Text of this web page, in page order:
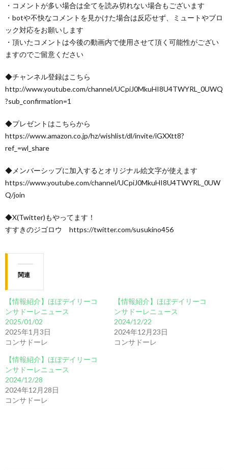
・コメントが多い場合は全てを読み切れない場合もございます
・botや不快なコメントを見かけた場合は反応せず、ミュートやブロ
ック対応をお願いします
・頂いたコメントは今後の動画内で使用させて頂く可能性がござい
ますのでご留意ください
◆チャンネル登録はこちら
http://www.youtube.com/channel/UCpiJ0MkuHI8U4TWYRL_0UWQ
?sub_confirmation=1
◆プレゼントはこちらから
https://www.amazon.co.jp/hz/wishlist/dl/invite/iGXXtt8?
ref_=wl_share
◆メンバーシップに加入するとオリジナル絵文字が使えます
https://www.youtube.com/channel/UCpiJ0MkuHI8U4TWYRL_0UW
Q/join
◆X(Twitter)もやってます！
すすきのジゴロウ https://twitter.com/susukino456
関連
【情報紹介】ほぼデイリーコ
ンサドーレニュース
2025/01/02
2025年1月3日
コンサドーレ
【情報紹介】ほぼデイリーコ
ンサドーレニュース
2024/12/22
2024年12月23日
コンサドーレ
【情報紹介】ほぼデイリーコ
ンサドーレニュース
2024/12/28
2024年12月28日
コンサドーレ